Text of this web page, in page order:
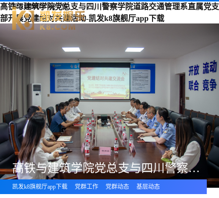
高铁与建筑学院党总支与四川警察学院道路交通管理系直属党支
部开展党建结对共建活动-凯发k8旗舰厅app下载
凯发k8旗舰厅app下载
高铁与建筑学院党总支与四川警察学院道路交通管理系直属党支部开展党建结对共建活动
凯发k8旗舰厅app下载 党群工作 党群动态 基层动态